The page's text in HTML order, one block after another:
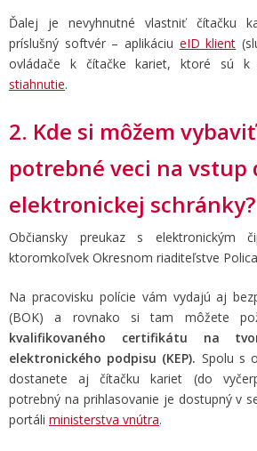
Ďalej je nevyhnutné vlastniť čítačku
príslušný softvér – aplikáciu eID klient
ovládače k čítačke kariet, ktoré sú k
stiahnutie.
2. Kde si môžem
potrebné veci na vstup
elektronickej schránky?
Občiansky preukaz s elektronickým
ktoromkoľvek Okresnom riaditeľstve
Na pracovisku polície vám vydajú aj
(BOK) a rovnako si tam môžete
kvalifikovaného certifikátu na
elektronického podpisu (KEP). Spolu s
dostanete aj čítačku kariet (do
potrebný na prihlasovanie je dostupný v
portáli ministerstva vnútra.